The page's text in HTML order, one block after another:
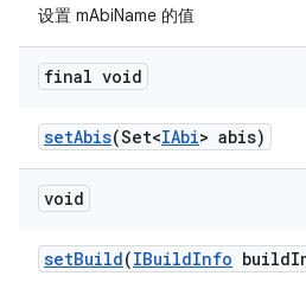
设置 mAbiName 的值
final void
setAbis(Set<IAbi> abis)
void
setBuild(IBuildInfo build